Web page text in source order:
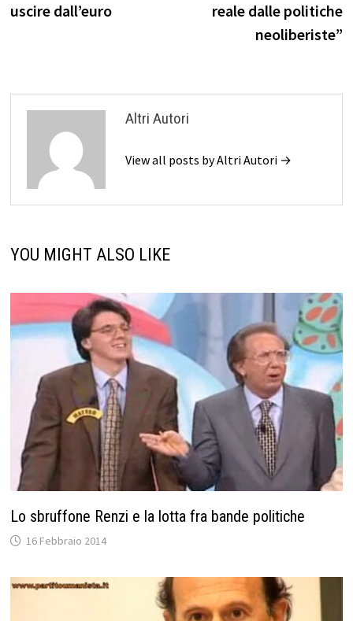
uscire dall’euro
reale dalle politiche
neoliberiste”
Altri Autori
View all posts by Altri Autori →
YOU MIGHT ALSO LIKE
Lo sbruffone Renzi e la lotta fra bande politiche
16 Febbraio 2014